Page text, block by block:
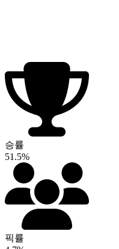
승률
51.5%
픽률